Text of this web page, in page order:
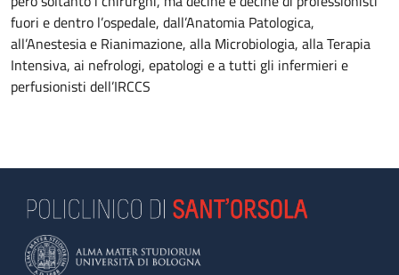
fuori e dentro l’ospedale, dall’Anatomia Patologica,
all’Anestesia e Rianimazione, alla Microbiologia, alla Terapia
Intensiva, ai nefrologi, epatologi e a tutti gli infermieri e
perfusionisti dell’IRCCS